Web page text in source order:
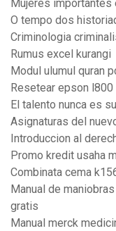
Mujeres importantes
O tempo dos
Criminologia
Rumus excel kurangi
Modul ulumul quran
Resetear epson l800
El talento nunca es
Asignaturas del
Introduccion al
Promo kredit usaha
Combinata cema
Manual de
gratis
Manual merck